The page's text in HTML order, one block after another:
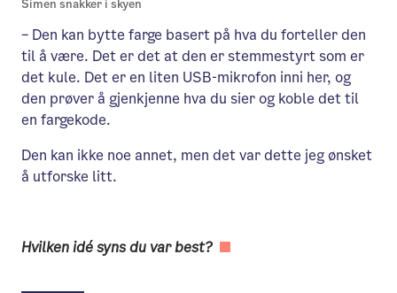
Simen snakker i skyen
– Den kan bytte farge basert på hva du forteller den
til å være. Det er det at den er stemmestyrt som er
det kule. Det er en liten USB-mikrofon inni her, og
den prøver å gjenkjenne hva du sier og koble det til
en fargekode.
Den kan ikke noe annet, men det var dette jeg ønsket
å utforske litt.
Hvilken idé syns du var best?